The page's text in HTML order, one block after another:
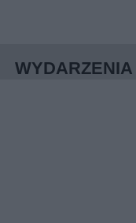
WYDARZENIA